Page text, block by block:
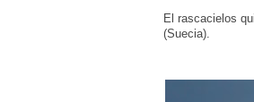
El rascacielos
(Suecia).